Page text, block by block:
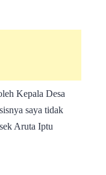
Kepala Desa
saya tidak
Aruta Iptu